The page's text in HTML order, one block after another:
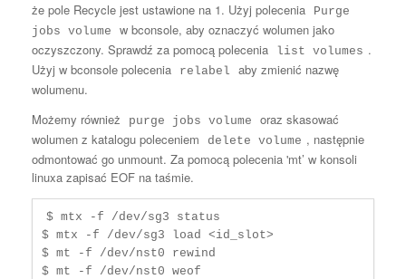
że pole Recycle jest ustawione na 1. Użyj polecenia
Purge
jobs volume
w bconsole, aby oznaczyć wolumen jako
oczyszczony. Sprawdź za pomocą polecenia
list volumes .
Użyj w bconsole polecenia
relabel
aby zmienić nazwę
wolumenu.
Możemy również
purge jobs volume
oraz skasować
wolumen z katalogu poleceniem
delete volume , następnie
odmontować go unmount. Za pomocą polecenia 'mt’ w konsoli
linuxa zapisać EOF na taśmie.
$ mtx -f /dev/sg3 status
$ mtx -f /dev/sg3 load <id_slot>
$ mt -f /dev/nst0 rewind
$ mt -f /dev/nst0 weof